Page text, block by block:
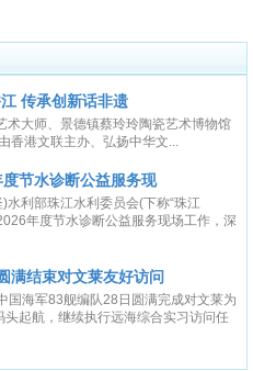
传承创新话非遗
大师、景德镇蔡玲玲陶瓷艺术博物馆
香港文联主办、弘扬中华文...
节水诊断公益服务现
利部珠江水利委员会(下称“珠江
年度节水诊断公益服务现场工作，深
满结束对文莱友好访问
海军83舰编队28日圆满完成对文莱为
起航，继续执行远海综合实习访问任